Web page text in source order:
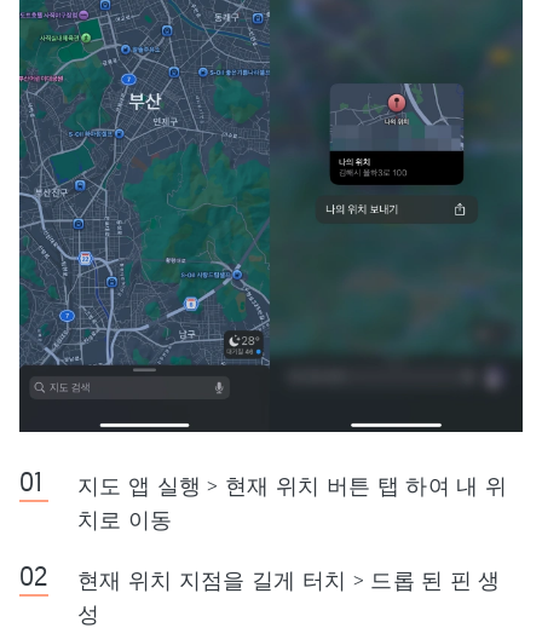
지도 앱 실행 > 현재 위치 버튼 탭 하여 내 위
치로 이동
현재 위치 지점을 길게 터치 > 드롭 된 핀 생
성